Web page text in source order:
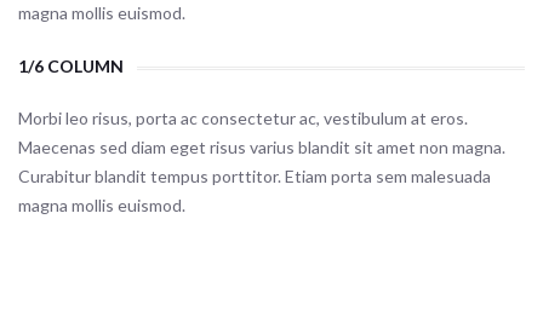
magna mollis euismod.
1/6 COLUMN
Morbi leo risus, porta ac consectetur ac, vestibulum at eros.
Maecenas sed diam eget risus varius blandit sit amet non magna.
Curabitur blandit tempus porttitor. Etiam porta sem malesuada
magna mollis euismod.